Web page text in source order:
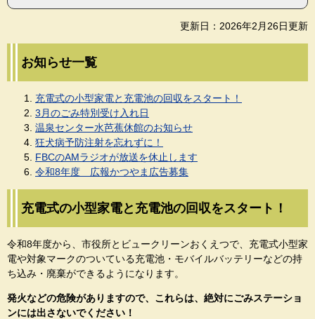
更新日：2026年2月26日更新
お知らせ一覧
充電式の小型家電と充電池の回収をスタート！
3月のごみ特別受け入れ日
温泉センター水芭蕉休館のお知らせ
狂犬病予防注射を忘れずに！
FBCのAMラジオが放送を休止します
令和8年度 広報かつやま広告募集
充電式の小型家電と充電池の回収をスタート！
令和8年度から、市役所とビュークリーンおくえつで、充電式小型家
電や対象マークのついている充電池・モバイルバッテリーなどの持
ち込み・廃棄ができるようになります。
発火などの危険がありますので、これらは、絶対にごみステーショ
ンには出さないでください！​